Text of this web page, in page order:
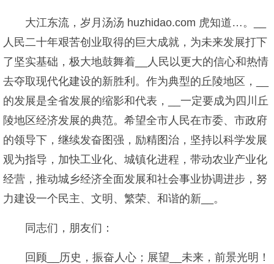
大江东流，岁月汤汤 huzhidao.com 虎知道…。__
人民二十年艰苦创业取得的巨大成就，为未来发展打下
了坚实基础，极大地鼓舞着__人民以更大的信心和热情
去夺取现代化建设的新胜利。作为典型的丘陵地区，__
的发展是全省发展的缩影和代表，__一定要成为四川丘
陵地区经济发展的典范。希望全市人民在市委、市政府
的领导下，继续发奋图强，励精图治，坚持以科学发展
观为指导，加快工业化、城镇化进程，带动农业产业化
经营，推动城乡经济全面发展和社会事业协调进步，努
力建设一个民主、文明、繁荣、和谐的新__。
同志们，朋友们：
回顾__历史，振奋人心；展望__未来，前景光明！